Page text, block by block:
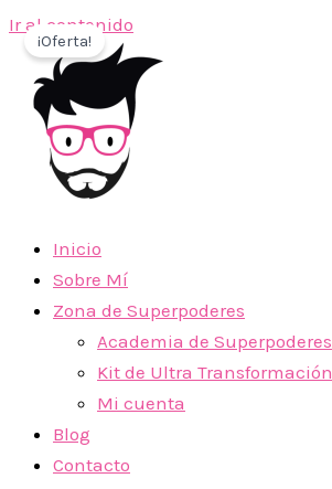
Ir al contenido
Inicio
Sobre Mí
Zona de Superpoderes
Academia de Superpoderes
Kit de Ultra Transformación
Mi cuenta
Blog
Contacto
¡Oferta!